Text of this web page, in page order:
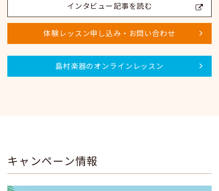
インタビュー記事を読む
体験レッスン申し込み・お問い合わせ
島村楽器のオンラインレッスン
キャンペーン情報